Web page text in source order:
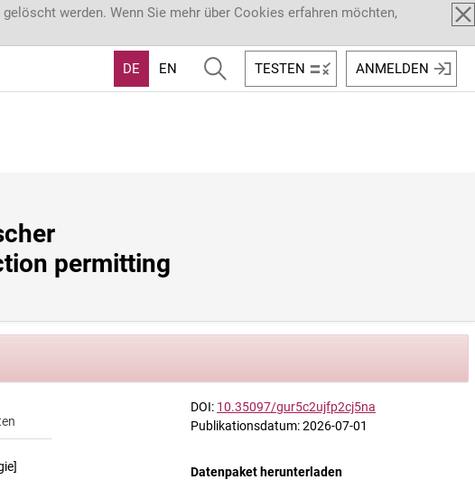
werden. Wenn Sie mehr über Cookies erfahren möchten,
DE EN TESTEN ANMELDEN
permitting
DOI: 10.35097/gur5c2ujfp2cj5na
Publikationsdatum: 2026-07-01
Datenpaket herunterladen